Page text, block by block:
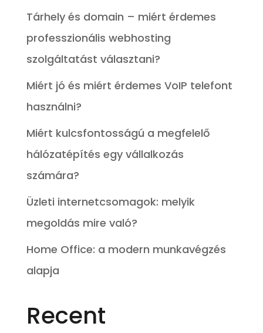
Tárhely és domain – miért érdemes
professzionális webhosting
szolgáltatást választani?
Miért jó és miért érdemes VoIP telefont
használni?
Miért kulcsfontosságú a megfelelő
hálózatépítés egy vállalkozás
számára?
Üzleti internetcsomagok: melyik
megoldás mire való?
Home Office: a modern munkavégzés
alapja
Recent